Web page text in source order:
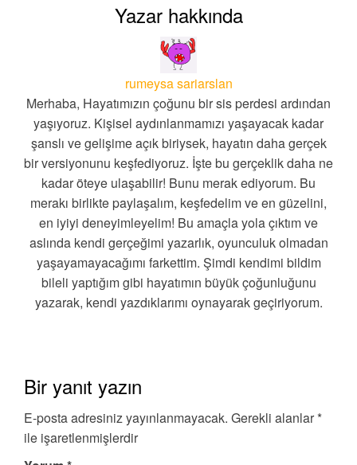
Yazar hakkında
rumeysa sariarslan
Merhaba, Hayatımızın çoğunu bir sis perdesi ardından
yaşıyoruz. Kişisel aydınlanmamızı yaşayacak kadar
şanslı ve gelişime açık biriysek, hayatın daha gerçek
bir versiyonunu keşfediyoruz. İşte bu gerçeklik daha ne
kadar öteye ulaşabilir! Bunu merak ediyorum. Bu
merakı birlikte paylaşalım, keşfedelim ve en güzelini,
en iyiyi deneyimleyelim! Bu amaçla yola çıktım ve
aslında kendi gerçeğimi yazarlık, oyunculuk olmadan
yaşayamayacağımı farkettim. Şimdi kendimi bildim
bileli yaptığım gibi hayatımın büyük çoğunluğunu
yazarak, kendi yazdıklarımı oynayarak geçiriyorum.
Bir yanıt yazın
E-posta adresiniz yayınlanmayacak. Gerekli alanlar *
ile işaretlenmişlerdir